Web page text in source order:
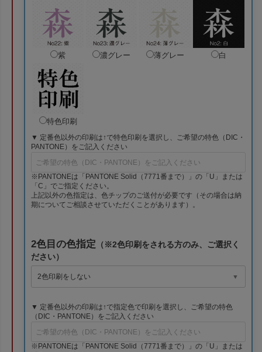
紫 濃グレー 薄グレー 白
特色印刷
▼ 定番色以外の印刷は↑で特色印刷を選択し、ご希望の特色（DIC・
PANTONE）をご記入ください
※PANTONEは「PANTONE Solid（7771番まで）」の「U」または
「C」でご指定ください。
上記以外の色指定は、色チップのご送付が必要です（その場合は納
期についてご相談させていただくことがあります）。
2色目の色指定 （※2色印刷をされる方のみ、ご選択く
ださい）
▼ 定番色以外の印刷は↑で指定色で印刷を選択し、ご希望の特色
（DIC・PANTONE）をご記入ください
※PANTONEは「PANTONE Solid（7771番まで）」の「U」または